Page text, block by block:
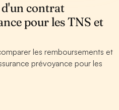
d'un contrat
pour les TNS et
les remboursements et
prévoyance pour les